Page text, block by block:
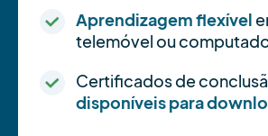
Aprendizagem flexível
telemóvel ou
Certificados de
disponíveis para